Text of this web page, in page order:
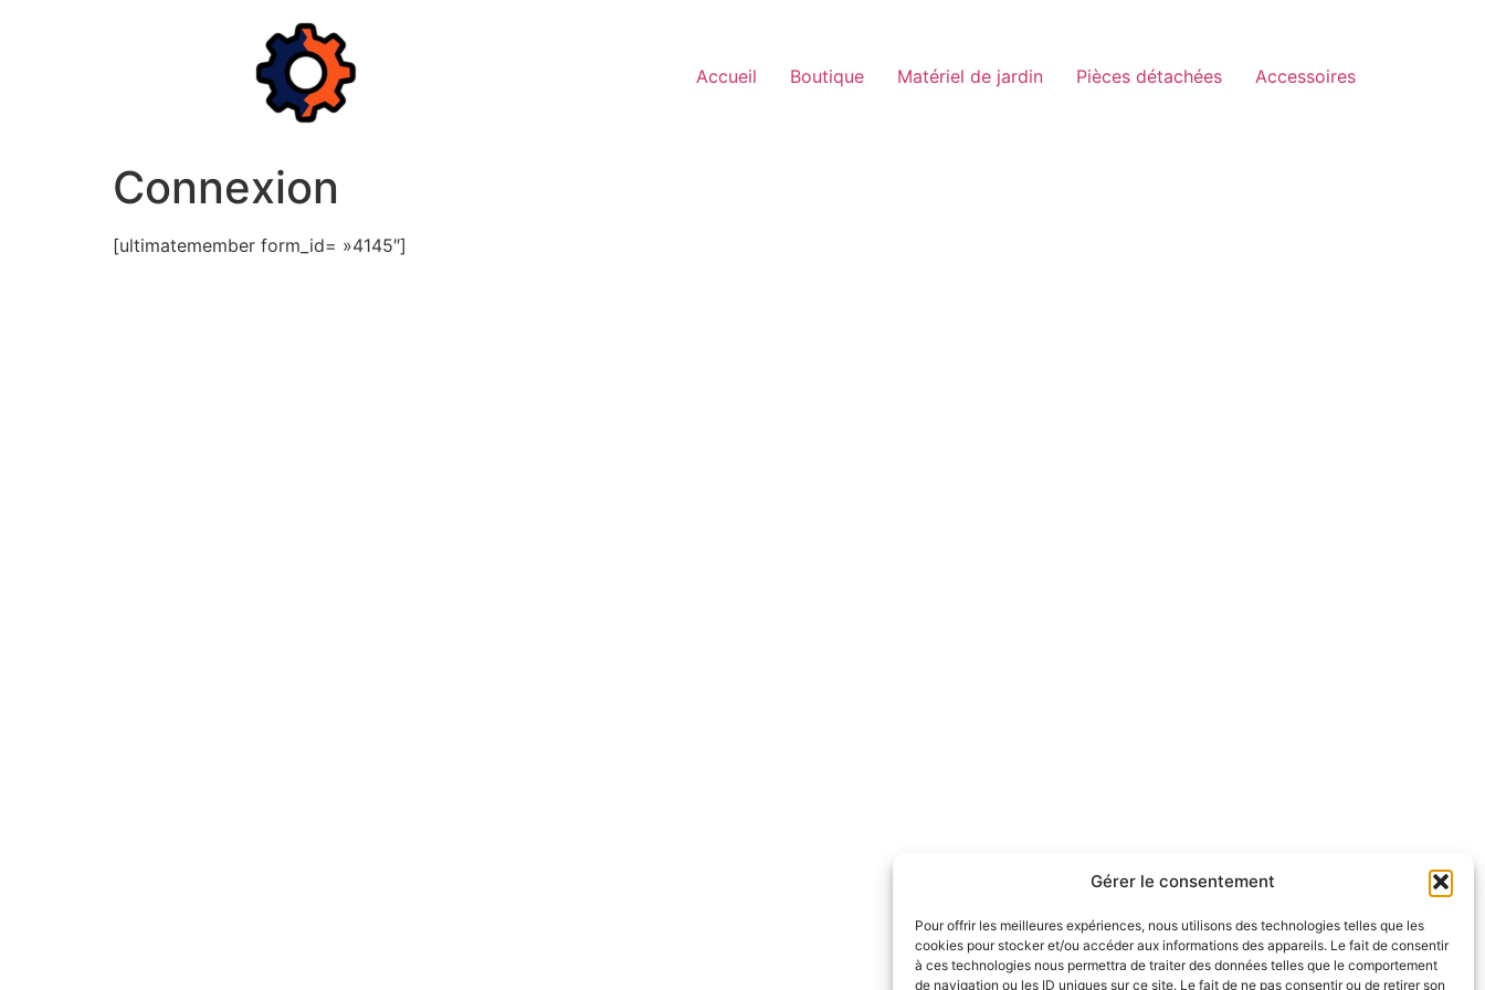
Gérer le consentement
Pour offrir les meilleures expériences, nous utilisons des technologies telles que les
cookies pour stocker et/ou accéder aux informations des appareils. Le fait de consentir
à ces technologies nous permettra de traiter des données telles que le comportement
de navigation ou les ID uniques sur ce site. Le fait de ne pas consentir ou de retirer son
Accueil Boutique Matériel de jardin Pièces détachées Accessoires
Connexion
[ultimatemember form_id= »4145″]